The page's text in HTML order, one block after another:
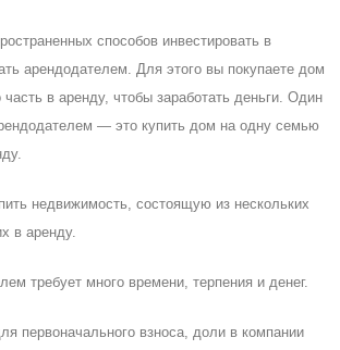
способов инвестировать в
арендодателем. Для этого вы покупаете дом
часть в аренду, чтобы заработать деньги. Один
— это купить дом на одну семью
недвижимость, состоящую из нескольких
в аренду.
требует много времени, терпения и денег.
первоначального взноса, доли в компании